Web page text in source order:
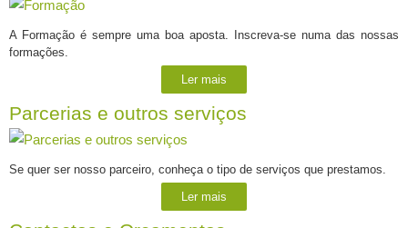
A Formação é sempre uma boa aposta. Inscreva-se numa das nossas
formações.
Ler mais
Parcerias e outros serviços
Se quer ser nosso parceiro, conheça o tipo de serviços que prestamos.
Ler mais